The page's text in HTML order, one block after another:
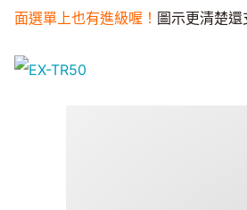
面選單上也有進級喔！ 圖示更清楚還